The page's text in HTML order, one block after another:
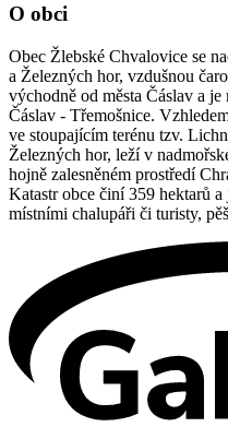
O obci
Obec Žlebské Chvalovice se
a Železných hor, vzdušnou
východně od města Čáslav a
Čáslav - Třemošnice.
ve stoupajícím terénu tzv.
Železných hor, leží v
hojně zalesněném prostředí
Katastr obce činí 359 hektarů
místními chalupáři či turisty,